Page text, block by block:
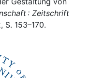
: Zeitschrift
S. 153–170.